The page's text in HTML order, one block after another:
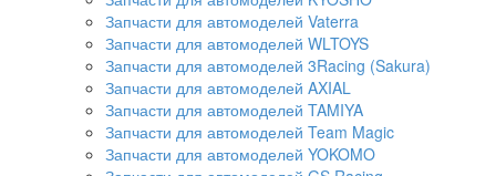
Запчасти для автомоделей Vaterra
Запчасти для автомоделей WLTOYS
Запчасти для автомоделей 3Racing (Sakura)
Запчасти для автомоделей AXIAL
Запчасти для автомоделей TAMIYA
Запчасти для автомоделей Team Magic
Запчасти для автомоделей YOKOMO